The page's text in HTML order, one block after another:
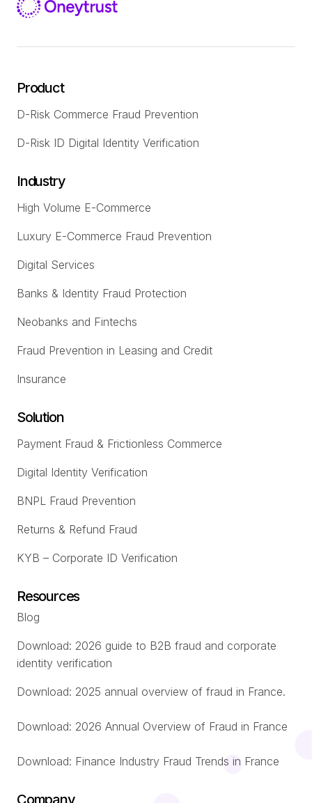
Product
D-Risk Commerce Fraud Prevention
D-Risk ID Digital Identity Verification
Industry
High Volume E-Commerce
Luxury E-Commerce Fraud Prevention
Digital Services
Banks & Identity Fraud Protection
Neobanks and Fintechs
Fraud Prevention in Leasing and Credit
Insurance
Solution
Payment Fraud & Frictionless Commerce
Digital Identity Verification
BNPL Fraud Prevention
Returns & Refund Fraud
KYB – Corporate ID Verification
Resources
Blog
Download: 2026 guide to B2B fraud and corporate
identity verification
Download: 2025 annual overview of fraud in France.
Download: 2026 Annual Overview of Fraud in France
Download: Finance Industry Fraud Trends in France
Company